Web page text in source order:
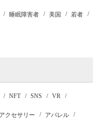
睡眠障害者 美国 若者
NFT SNS VR
アクセサリー アパレル